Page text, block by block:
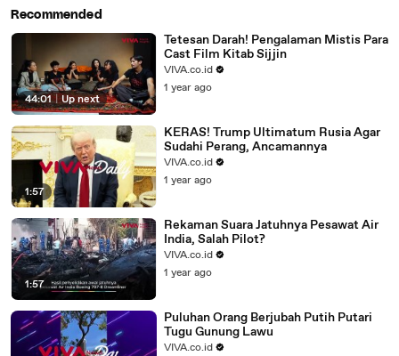
Recommended
44:01 | Up next
Tetesan Darah! Pengalaman Mistis Para
Cast Film Kitab Sijjin
VIVA.co.id
1 year ago
1:57
KERAS! Trump Ultimatum Rusia Agar
Sudahi Perang, Ancamannya
VIVA.co.id
1 year ago
1:57
Rekaman Suara Jatuhnya Pesawat Air
India, Salah Pilot?
VIVA.co.id
1 year ago
Puluhan Orang Berjubah Putih Putari
Tugu Gunung Lawu
VIVA.co.id